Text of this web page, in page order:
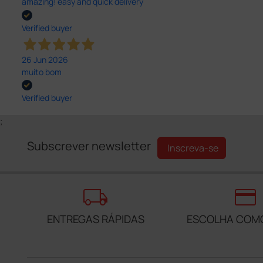
Verified buyer
26 Jun 2026
muito bom
Verified buyer
;
Subscrever newsletter Inscreva-se
local_shipping
ENTREGAS RÁPIDAS
credit_card
ESCOLHA